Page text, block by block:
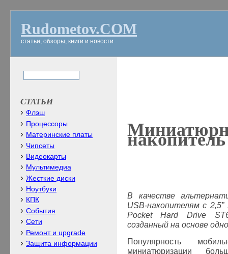
Rudometov.COM
статьи, обзоры, книги и новости
В качестве
USB-накопителямc 2,5”
Pocket Hard Drive
созданный на основе
Популярность
миниатюризации
СТАТЬИ
Флэш
Процессоры
Материнские платы
Чипсеты
Видеокарты
Мультимедиа
Жесткие диски
Ноутбуки
КПК
События
Сети
Ремонт и upgrade
Защита информации